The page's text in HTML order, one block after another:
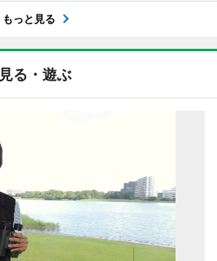
もっと見る
見る・遊ぶ